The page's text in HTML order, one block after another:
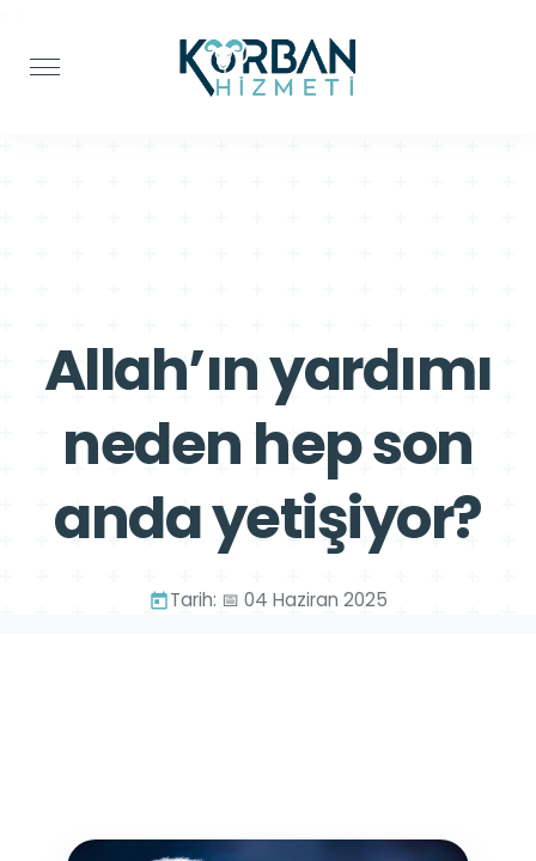
Allah’ın yardımı
neden hep son
anda yetişiyor?
Tarih: 📅 04 Haziran 2025